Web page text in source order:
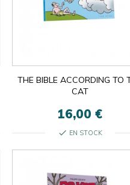
THE BIBLE ACCORDING TO
CAT
16,00 €
check EN STOCK